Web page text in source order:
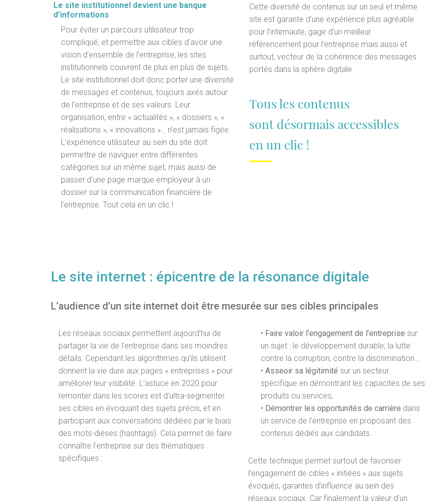
Le site institutionnel devient une banque
d’informations
Pour éviter un parcours utilisateur trop
compliqué, et permettre aux cibles d’avoir une
vision d’ensemble de l’entreprise, les sites
institutionnels couvrent de plus en plus de sujets.
Le site institutionnel doit donc porter une diversité
de messages et contenus, toujours axés autour
de l’entreprise et de ses valeurs. Leur
organisation, entre « actualités », « dossiers », «
réalisations », « innovations »… n’est jamais figée.
L’expérience utilisateur au sein du site doit
permettre de naviguer entre différentes
catégories sur un même sujet, mais aussi de
passer d’une page marque employeur à un
dossier sur la communication financière de
l’entreprise. Tout cela en un clic !
Cette diversité de contenus sur un seul et même
site est garante d’une expérience plus agréable
pour l’internaute, gage d’un meilleur
référencement pour l’entreprise mais aussi et
surtout, vecteur de la cohérence des messages
portés dans la sphère digitale.
Tous les contenus
sont désormais accessibles
en un clic !
Le site internet : épicentre de la résonance digitale
L’audience d’un site internet doit être mesurée sur ses cibles principales
Les réseaux sociaux permettent aujourd’hui de
partager la vie de l’entreprise dans ses moindres
détails. Cependant les algorithmes qu’ils utilisent
donnent la vie dure aux pages « entreprises » pour
améliorer leur visibilité. L’astuce en 2020 pour
remonter dans les scores est d’ultra-segmenter
ses cibles en évoquant des sujets précis, et en
participant aux conversations dédiées par le biais
des mots-dièses (hashtags). Cela permet de faire
connaître l’entreprise sur des thématiques
spécifiques :
• Faire valoir l’engagement de l’entreprise sur
un sujet : le développement durable, la lutte
contre la corruption, contre la discrimination…
• Asseoir sa légitimité sur un secteur
spécifique en démontrant les capacités de ses
produits ou services,
• Démontrer les opportunités de carrière dans
un service de l’entreprise en proposant des
contenus dédiés aux candidats.
Cette technique permet surtout de favoriser
l’engagement de cibles « initiées » aux sujets
évoqués, garantes d’influence au sein des
réseaux sociaux. Car finalement la valeur d’un